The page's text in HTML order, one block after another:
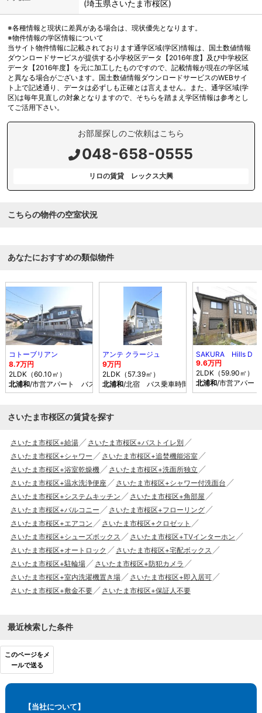
(埼玉県さいたま市桜区)
※各種情報と現状に差異がある場合は、現状優先となります。
※物件情報の学区情報について
当サイト物件情報に記載されております通学区域(学区)情報は、国土数値情報
ダウンロードサービスが提供する小学校区データ【2016年度】及び中学校区
データ【2016年度】を元に加工したものですので、記載情報が現在の学区域
と異なる場合がございます。国土数値情報ダウンロードサービスのWEBサイ
ト上で記述通り、データは必ずしも正確とは言えません。また、通学区域(学
区)は毎年見直しの対象となりますので、そちらを踏まえ学区情報は参考とし
てご活用下さい。
お部屋探しのご依頼はこちら
048-658-0555
リロの賃貸 レックス大興
こちらの物件の空室状況
あなたにおすすめの類似物件
コトーブリアン
8.7万円
2LDK（60.10㎡）
北浦和/市営アパート バス乗車時間8分 停歩4分
アンテ クラージュ
9万円
2LDK（57.39㎡）
北浦和/北宿 バス乗車時間19分 停歩9分
SAKURA Hills D
9.6万円
2LDK（59.90㎡）
北浦和/市営アパー
さいたま市桜区の賃貸を探す
さいたま市桜区+給湯
さいたま市桜区+バストイレ別
さいたま市桜区+シャワー
さいたま市桜区+追焚機能浴室
さいたま市桜区+浴室乾燥機
さいたま市桜区+洗面所独立
さいたま市桜区+温水洗浄便座
さいたま市桜区+シャワー付洗面台
さいたま市桜区+システムキッチン
さいたま市桜区+角部屋
さいたま市桜区+バルコニー
さいたま市桜区+フローリング
さいたま市桜区+エアコン
さいたま市桜区+クロゼット
さいたま市桜区+シューズボックス
さいたま市桜区+TVインターホン
さいたま市桜区+オートロック
さいたま市桜区+宅配ボックス
さいたま市桜区+駐輪場
さいたま市桜区+防犯カメラ
さいたま市桜区+室内洗濯機置き場
さいたま市桜区+即入居可
さいたま市桜区+敷金不要
さいたま市桜区+保証人不要
最近検索した条件
このページをメ
ールで送る
【当社について】